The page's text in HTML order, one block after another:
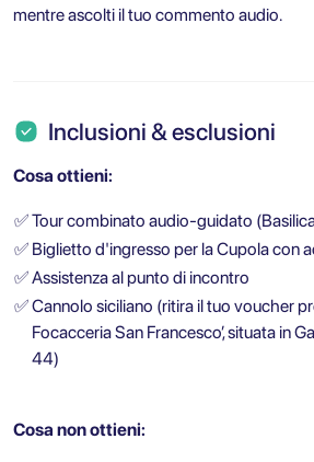
mentre ascolti il tuo commento audio.
Inclusioni & esclusioni
Cosa ottieni:
✅Tour combinato audio-guidato
✅ Biglietto d'ingresso per la Cupola con
✅Assistenza al punto di incontro
✅Cannolo siciliano (ritira il tuo voucher
Focacceria San Francesco’, situata in
44)
Cosa non ottieni: